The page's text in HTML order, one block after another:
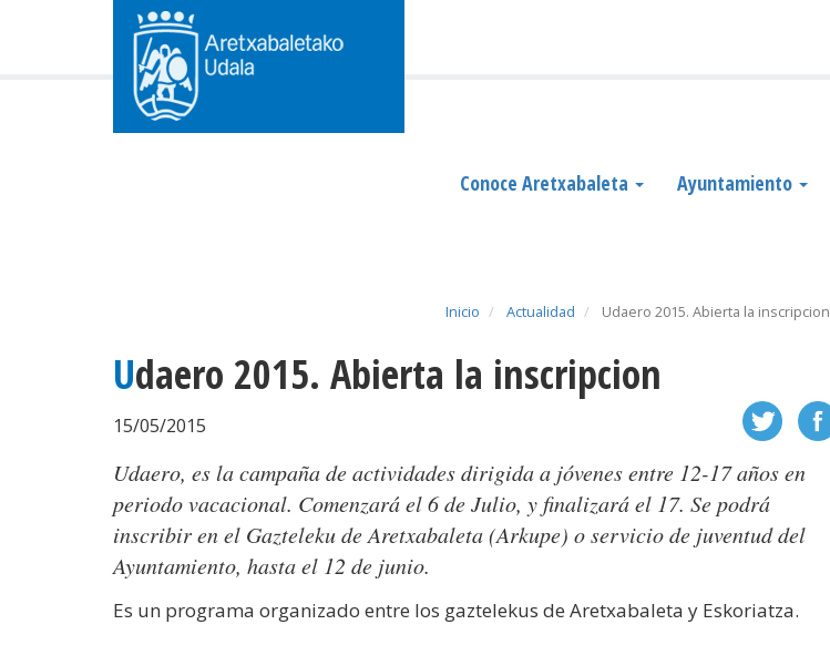
Conoce Aretxabaleta Ayuntamiento
Inicio Actualidad Udaero 2015. Abierta la inscripcion
Udaero 2015. Abierta la inscripcion
15/05/2015
Udaero, es la campaña de actividades dirigida a jóvenes entre 12-17 años en
periodo vacacional. Comenzará el 6 de Julio, y finalizará el 17. Se podrá
inscribir en el Gazteleku de Aretxabaleta (Arkupe) o servicio de juventud del
Ayuntamiento, hasta el 12 de junio.
Es un programa organizado entre los gaztelekus de Aretxabaleta y Eskoriatza.